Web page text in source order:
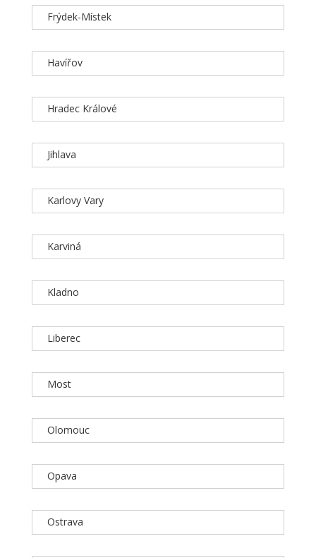
Frýdek-Místek
Havířov
Hradec Králové
Jihlava
Karlovy Vary
Karviná
Kladno
Liberec
Most
Olomouc
Opava
Ostrava